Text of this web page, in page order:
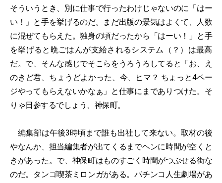
そういうとき、別に仕事で行ったわけじゃないのに「はー
い！」と手を挙げるのだ。まだ出版の景気はよくて、人数
に混ぜてもらえた。独身の頃だったから「はーい！」と手
を挙げると晩ごはんが支給されるシステム（？）は最高
だ。で、そんな感じでそこらをうろうろしてると「お、え
のきど君、ちょうどよかった、今、ヒマ？ ちょっと4ペー
ジやってもらえないかなぁ」と仕事にまでありつけた。そ
りゃ日参するでしょう、神保町。
編集部は午後3時頃まで誰も出社して来ない。取材の後
やなんか、担当編集者が出てくるまでヘンに時間が空くと
きがあった。で、神保町はものすごく時間がつぶせる街な
のだ。タンゴ喫茶ミロンガがある。パチンコ人生劇場があ